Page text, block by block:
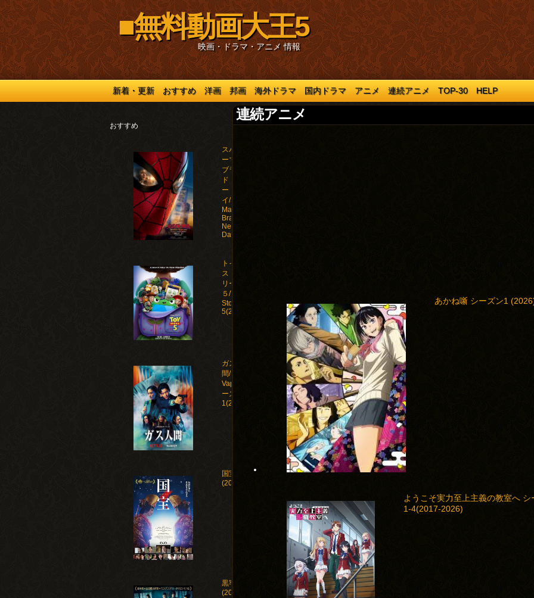
■無料動画大王5
映画・ドラマ・アニメ 情報
新着・更新 おすすめ 洋画 邦画 海外ドラマ 国内ドラマ アニメ 連続アニメ TOP-30 HELP
おすすめ
スパイダ
ーマン：
ブラン
ド・ニュ
ー・デ
イ/Spider-
Man:
Brand
New
Day(2026)
トイ・
ストー
リー
５/Toy
Story
5(2026)
ガス人
間/Human
Vapor シ
ーズン
1(2026)
国宝
(2025)
黒牢城
(2026)
連続アニメ
あかね噺 シーズン1
ようこそ実力至上主義の教室へ シ
1-4(2017-2026)